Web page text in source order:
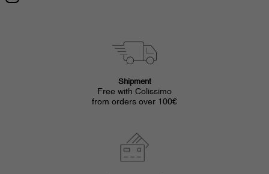
Shipment
Free with Colissimo
from orders over 100€